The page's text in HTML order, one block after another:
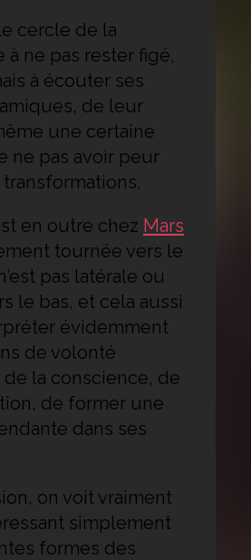
cercle de la
à ne pas rester figé,
à écouter ses
de leur
une certaine
ne pas avoir peur
transformations.
en outre chez Mars
tournée vers le
pas latérale ou
le bas, et cela aussi
évidemment
de volonté
de la conscience, de
de former une
dans ses
on voit vraiment
simplement
formes des